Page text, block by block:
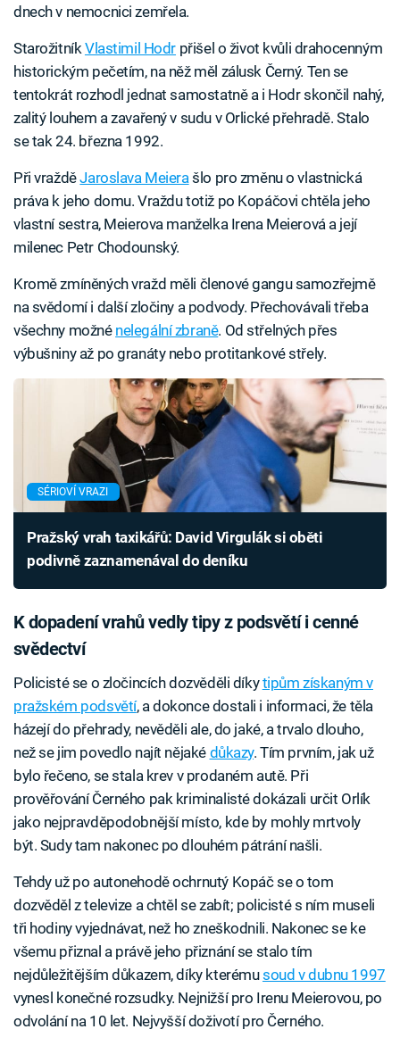
dnech v nemocnici zemřela.
Starožitník Vlastimil Hodr přišel o život kvůli drahocenným
historickým pečetím, na něž měl zálusk Černý. Ten se
tentokrát rozhodl jednat samostatně a i Hodr skončil nahý,
zalitý louhem a zavařený v sudu v Orlické přehradě. Stalo
se tak 24. března 1992.
Při vražděJaroslava Meiera šlo pro změnu o vlastnická
práva k jeho domu. Vraždu totiž po Kopáčovi chtěla jeho
vlastní sestra, Meierova manželka Irena Meierová a její
milenec Petr Chodounský.
Kromě zmíněných vražd měli členové gangu samozřejmě
na svědomí i další zločiny a podvody. Přechovávali třeba
všechny možné nelegální zbraně. Od střelných přes
výbušniny až po granáty nebo protitankové střely.
SÉRIOVÍ VRAZI
Pražský vrah taxikářů: David Virgulák si oběti
podivně zaznamenával do deníku
K dopadení vrahů vedly tipy z podsvětí i cenné
svědectví
Policisté se o zločincích dozvěděli díkytipům získaným v
pražském podsvětí, a dokonce dostali i informaci, že těla
házejí do přehrady, nevěděli ale, do jaké, a trvalo dlouho,
než se jim povedlo najít nějaké důkazy. Tím prvním, jak už
bylo řečeno, se stala krev v prodaném autě. Při
prověřování Černého pak kriminalisté dokázali určit Orlík
jako nejpravděpodobnější místo, kde by mohly mrtvoly
být. Sudy tam nakonec po dlouhém pátrání našli.
Tehdy už po autonehodě ochrnutý Kopáč se o tom
dozvěděl z televize a chtěl se zabít; policisté s ním museli
tři hodiny vyjednávat, než ho zneškodnili. Nakonec se ke
všemu přiznal a právě jeho přiznání se stalo tím
nejdůležitějším důkazem, díky kterémusoud v dubnu 1997
vynesl konečné rozsudky. Nejnižší pro Irenu Meierovou, po
odvolání na 10 let. Nejvyšší doživotí pro Černého.